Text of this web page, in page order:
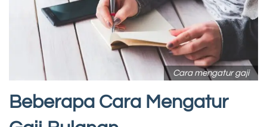
Cara mengatur gaji
Beberapa Cara Mengatur